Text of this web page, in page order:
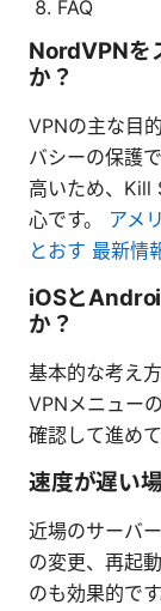
FAQ
NordVPNを
か？
VPNの主な目
バシーの保護
高いため、Kill
心です。 アメ
とおす 最新情
iOSと
か？
基本的な考え
VPNメニュー
確認して進め
速度が遅い
近場のサーバ
の変更、再起
のも効果的です